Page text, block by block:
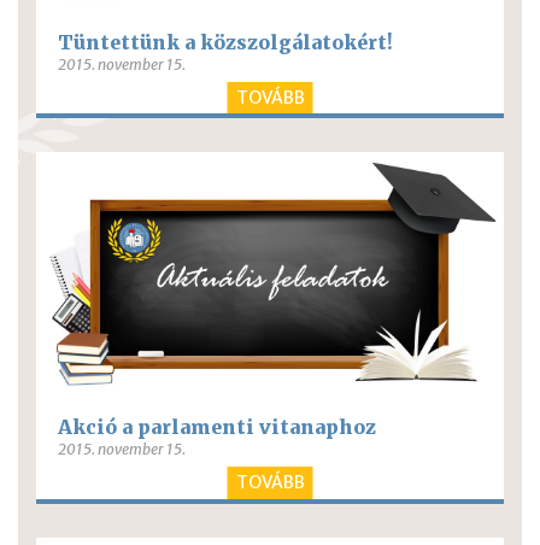
Tüntettünk a közszolgálatokért!
2015. november 15.
TOVÁBB
Akció a parlamenti vitanaphoz
2015. november 15.
TOVÁBB